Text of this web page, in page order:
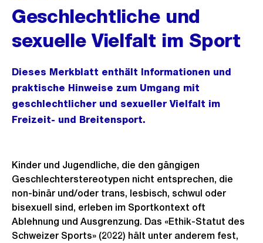
Geschlechtliche und
sexuelle Vielfalt im Sport
Dieses Merkblatt enthält Informationen und
praktische Hinweise zum Umgang mit
geschlechtlicher und sexueller Vielfalt im
Freizeit- und Breitensport.
Kinder und Jugendliche, die den gängigen
Geschlechterstereotypen nicht entsprechen, die
non-binär und/oder trans, lesbisch, schwul oder
bisexuell sind, erleben im Sportkontext oft
Ablehnung und Ausgrenzung. Das «Ethik-Statut des
Schweizer Sports» (2022) hält unter anderem fest,